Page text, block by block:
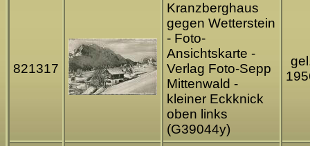
821317
Kranzberghaus
gegen Wetterstein
- Foto-
Ansichtskarte -
Verlag Foto-Sepp
Mittenwald -
kleiner Eckknick
oben links
(G39044y)